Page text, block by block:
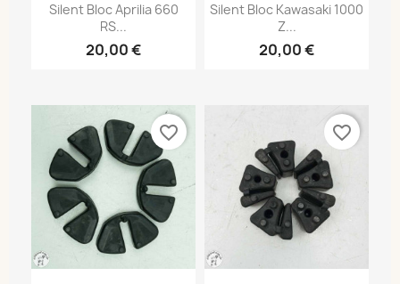
Silent Bloc Aprilia 660
RS...
20,00 €
Silent Bloc Kawasaki 1000
Z...
20,00 €
favorite_border favorite_border